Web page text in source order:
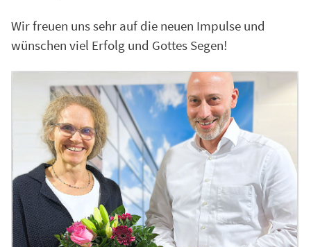
Wir freuen uns sehr auf die neuen Impulse und
wünschen viel Erfolg und Gottes Segen!